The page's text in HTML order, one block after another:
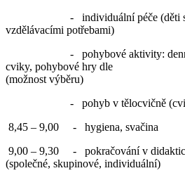
- individuální péče (děti se
vzdělávacími potřebami)
- pohybové aktivity: denní
cviky, pohybové hry dle
(možnost výběru)
- pohyb v tělocvičně (cvičení
8,45 – 9,00 - hygiena, svačina
9,00 – 9,30 - pokračování v
(společné, skupinové, individuální)